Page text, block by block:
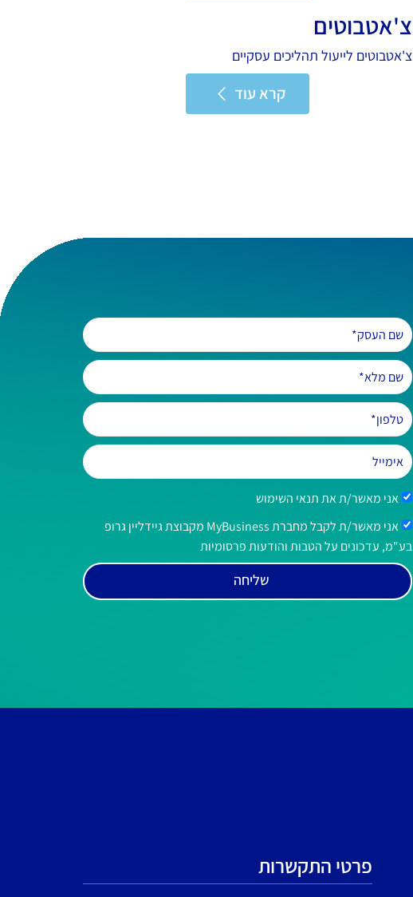
צ'אטבוטים
צ'אטבוטים לייעול תהליכים עסקיים
קרא עוד
אני מאשר/ת את תנאי השימוש
אני מאשר/ת לקבל מחברת MyBusiness מקבוצת גיידליין גרופ
בע"מ, עדכונים על הטבות והודעות פרסומיות
שליחה
פרטי התקשרות